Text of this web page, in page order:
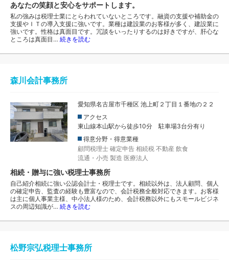
あなたの笑顔と安心をサポートします。
私の強みは税理士業にとらわれていないところです。融資の支援や補助金の
支援やＩＴの導入支援に強いです。業種は建設業のお客様が多く、建設業に
強いです。性格は真面目です。冗談をいったりするのは好きですが、肝心な
ところは真面目… 続きを読む
森川会計事務所
愛知県名古屋市千種区 池上町２丁目１番地の２２
アクセス
東山線本山駅から徒歩10分 駐車場3台分有り
得意分野・得意業種
顧問税理士 確定申告 相続税 不動産 飲食
流通・小売 製造 医療法人
相続・贈与に強い税理士事務所
自己紹介相続に強い公認会計士・税理士です。相続以外は、法人顧問、個人
の確定申告、監査の経験も豊富なので、会計税務全般対応できます。お客様
は主に個人事業主様、中小法人様のため、会計税務以外にもスモールビジネ
スの周辺知識が… 続きを読む
松野宗弘税理士事務所